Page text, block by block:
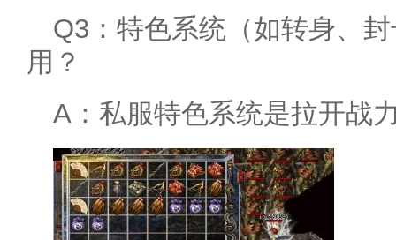
Q3：特色系统（如转身、
用？
A：私服特色系统是拉开战